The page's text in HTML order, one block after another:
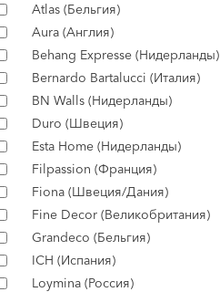
Atlas (Бельгия)
Aura (Англия)
Behang Expresse (Нидерланды)
Bernardo Bartalucci (Италия)
BN Walls (Нидерланды)
Duro (Швеция)
Esta Home (Нидерланды)
Filpassion (Франция)
Fiona (Швеция/Дания)
Fine Decor (Великобритания)
Grandeco (Бельгия)
ICH (Испания)
Loymina (Россия)